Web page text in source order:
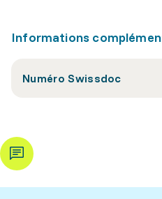
Informations
Numéro Swissdoc